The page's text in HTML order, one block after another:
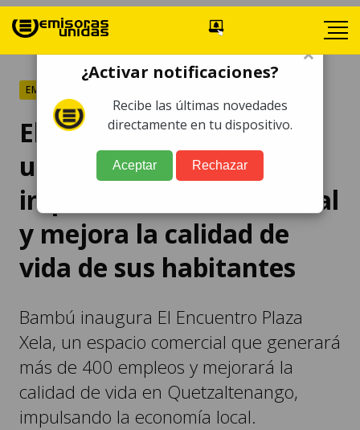
EMPRESAS
El Encuentro Plaza Xela,
un centro comercial que
impulsa la economía local
y mejora la calidad de
vida de sus habitantes
Bambú inaugura El Encuentro Plaza
Xela, un espacio comercial que generará
más de 400 empleos y mejorará la
calidad de vida en Quetzaltenango,
impulsando la economía local.
×
¿Activar notificaciones?
Recibe las últimas novedades
directamente en tu dispositivo.
Aceptar Rechazar